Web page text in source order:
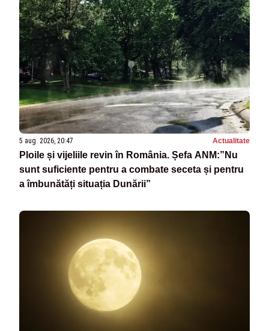
5 aug. 2026, 20:47 Actualitate
Ploile și vijeliile revin în România. Șefa ANM:”Nu
sunt suficiente pentru a combate seceta și pentru
a îmbunătăți situația Dunării”